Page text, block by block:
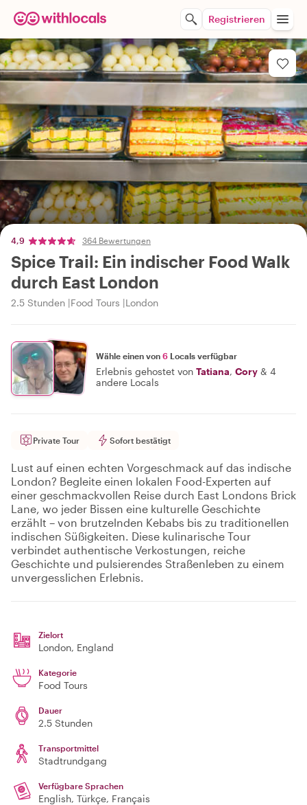
Registrieren
4,9 364 Bewertungen
Spice Trail: Ein indischer Food Walk
durch East London
2.5 Stunden Food Tours London
Wähle einen von 6 Locals verfügbar
Erlebnis gehostet von Tatiana, Cory & 4
andere Locals
Private Tour Sofort bestätigt
Lust auf einen echten Vorgeschmack auf das indische
London? Begleite einen lokalen Food-Experten auf
einer geschmackvollen Reise durch East Londons Brick
Lane, wo jeder Bissen eine kulturelle Geschichte
erzählt – von brutzelnden Kebabs bis zu traditionellen
indischen Süßigkeiten. Diese kulinarische Tour
verbindet authentische Verkostungen, reiche
Geschichte und pulsierendes Straßenleben zu einem
unvergesslichen Erlebnis.
Zielort
London, England
Kategorie
Food Tours
Dauer
2.5 Stunden
Transportmittel
Stadtrundgang
Verfügbare Sprachen
English, Türkçe, Français